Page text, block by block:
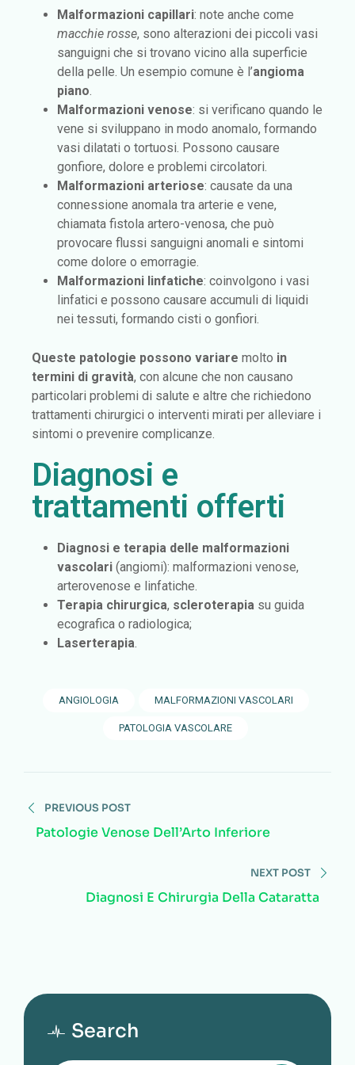
Malformazioni capillari: note anche come
macchie rosse, sono alterazioni dei piccoli vasi
sanguigni che si trovano vicino alla superficie
della pelle. Un esempio comune è l’angioma
piano.
Malformazioni venose: si verificano quando le
vene si sviluppano in modo anomalo, formando
vasi dilatati o tortuosi. Possono causare
gonfiore, dolore e problemi circolatori.
Malformazioni arteriose: causate da una
connessione anomala tra arterie e vene,
chiamata fistola artero-venosa, che può
provocare flussi sanguigni anomali e sintomi
come dolore o emorragie.
Malformazioni linfatiche: coinvolgono i vasi
linfatici e possono causare accumuli di liquidi
nei tessuti, formando cisti o gonfiori.
Queste patologie possono variare molto in
termini di gravità, con alcune che non causano
particolari problemi di salute e altre che richiedono
trattamenti chirurgici o interventi mirati per alleviare i
sintomi o prevenire complicanze.
Diagnosi e
trattamenti offerti
Diagnosi e terapia delle malformazioni
vascolari (angiomi): malformazioni venose,
arterovenose e linfatiche.
Terapia chirurgica, scleroterapia su guida
ecografica o radiologica;
Laserterapia.
ANGIOLOGIA MALFORMAZIONI VASCOLARI
PATOLOGIA VASCOLARE
PREVIOUS POST
Patologie Venose Dell’Arto Inferiore
NEXT POST
Diagnosi E Chirurgia Della Cataratta
Search